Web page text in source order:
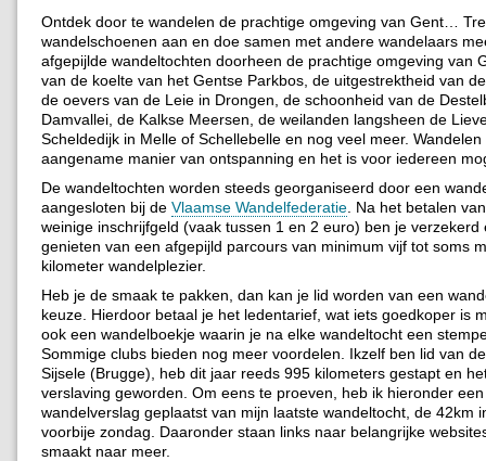
Ontdek door te wandelen de prachtige omgeving van Gent…
wandelschoenen aan en doe samen met andere wandelaars
afgepijlde wandeltochten doorheen de prachtige omgeving van
van de koelte van het Gentse Parkbos, de uitgestrektheid van
de oevers van de Leie in Drongen, de schoonheid van de
Damvallei, de Kalkse Meersen, de weilanden langsheen de
Scheldedijk in Melle of Schellebelle en nog veel meer. Wandelen
aangename manier van ontspanning en het is voor iedereen
De wandeltochten worden steeds georganiseerd door een
aangesloten bij de Vlaamse Wandelfederatie . Na het betalen
weinige inschrijfgeld (vaak tussen 1 en 2 euro) ben je verzekerd
genieten van een afgepijld parcours van minimum vijf tot soms
kilometer wandelplezier.
Heb je de smaak te pakken, dan kan je lid worden van een
keuze. Hierdoor betaal je het ledentarief, wat iets goedkoper is
ook een wandelboekje waarin je na elke wandeltocht een
Sommige clubs bieden nog meer voordelen. Ikzelf ben lid van
Sijsele (Brugge), heb dit jaar reeds 995 kilometers gestapt en
verslaving geworden. Om eens te proeven, heb ik hieronder
wandelverslag geplaatst van mijn laatste wandeltocht, de 42km
voorbije zondag. Daaronder staan links naar belangrijke
smaakt naar meer.